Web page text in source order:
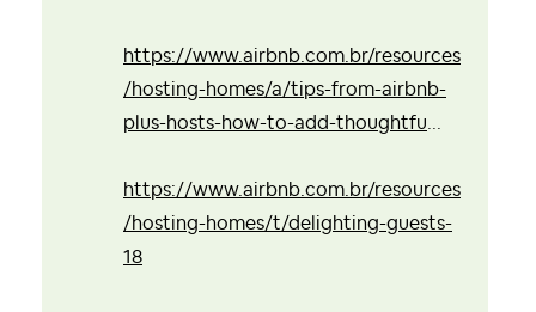
https://www.airbnb.com.br/resources
/hosting-homes/a/tips-from-airbnb-
plus-hosts-how-to-add-thoughtfu
https://www.airbnb.com.br/resources
/hosting-homes/t/delighting-guests-
18